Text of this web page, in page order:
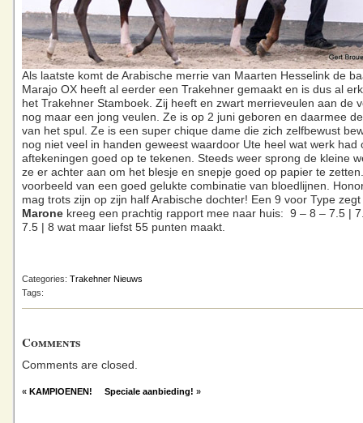
Als laatste komt de Arabische merrie van Maarten Hesselink de
Marajo OX heeft al eerder een Trakehner gemaakt en is dus al
het Trakehner Stamboek. Zij heeft en zwart merrieveulen aan de
nog maar een jong veulen. Ze is op 2 juni geboren en daarmee
van het spul. Ze is een super chique dame die zich zelfbewust
nog niet veel in handen geweest waardoor Ute heel wat werk had
aftekeningen goed op te tekenen. Steeds weer sprong de kleine
ze er achter aan om het blesje en snepje goed op papier te
voorbeeld van een goed gelukte combinatie van bloedlijnen.
mag trots zijn op zijn half Arabische dochter! Een 9 voor Type zegt
Marone kreeg een prachtig rapport mee naar huis: 9 – 8 – 7.5 |
7.5 | 8 wat maar liefst 55 punten maakt.
Categories: Trakehner Nieuws
Tags:
Comments
Comments are closed.
« KAMPIOENEN! Speciale aanbieding! »